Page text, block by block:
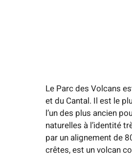
Le Parc des Volcans
et du Cantal. Il est le
l’un des plus ancien
naturelles à l’identité
par un alignement de
crêtes, est un volcan